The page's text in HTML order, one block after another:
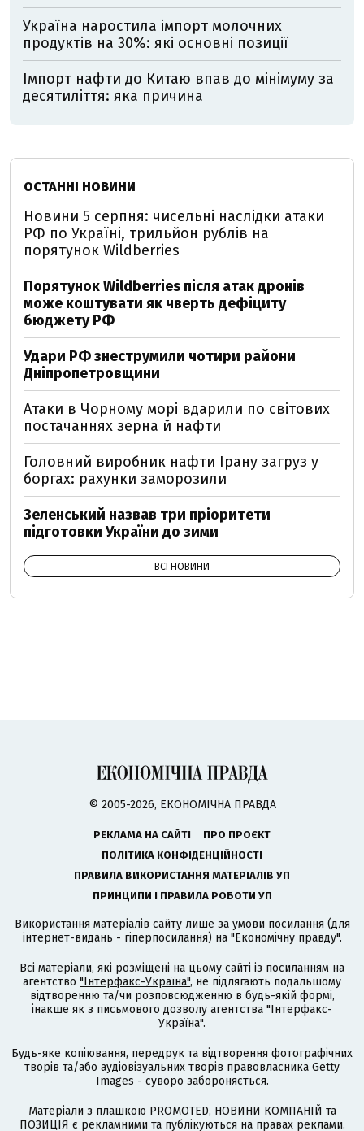
Україна наростила імпорт молочних
продуктів на 30%: які основні позиції
Імпорт нафти до Китаю впав до мінімуму за
десятиліття: яка причина
ОСТАННІ НОВИНИ
Новини 5 серпня: чисельні наслідки атаки
РФ по Україні, трильйон рублів на
порятунок Wildberries
Порятунок Wildberries після атак дронів
може коштувати як чверть дефіциту
бюджету РФ
Удари РФ знеструмили чотири райони
Дніпропетровщини
Атаки в Чорному морі вдарили по світових
постачаннях зерна й нафти
Головний виробник нафти Ірану загруз у
боргах: рахунки заморозили
Зеленський назвав три пріоритети
підготовки України до зими
ВСІ НОВИНИ
© 2005-2026, ЕКОНОМІЧНА ПРАВДА
РЕКЛАМА НА САЙТІ
ПРО ПРОЄКТ
ПОЛІТИКА КОНФІДЕНЦІЙНОСТІ
ПРАВИЛА ВИКОРИСТАННЯ МАТЕРІАЛІВ УП
ПРИНЦИПИ І ПРАВИЛА РОБОТИ УП
Використання матеріалів сайту лише за умови посилання (для
інтернет-видань - гіперпосилання) на "Економічну правду".
Всі матеріали, які розміщені на цьому сайті із посиланням на
агентство "Інтерфакс-Україна", не підлягають подальшому
відтворенню та/чи розповсюдженню в будь-якій формі,
інакше як з письмового дозволу агентства "Інтерфакс-
Україна".
Будь-яке копіювання, передрук та відтворення фотографічних
творів та/або аудіовізуальних творів правовласника Getty
Images - суворо забороняється.
Матеріали з плашкою PROMOTED, НОВИНИ КОМПАНІЙ та
ПОЗИЦІЯ є рекламними та публікуються на правах реклами.